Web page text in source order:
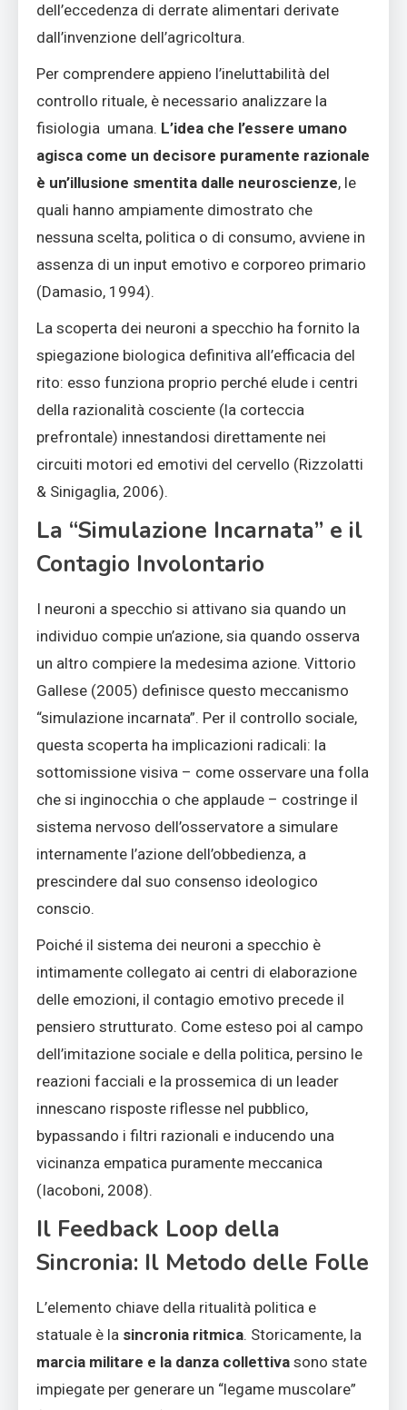
dell’eccedenza di derrate alimentari derivate
dall’invenzione dell’agricoltura.
Per comprendere appieno l’ineluttabilità del
controllo rituale, è necessario analizzare la
fisiologia umana. L’idea che l’essere umano
agisca come un decisore puramente razionale
è un’illusione smentita dalle neuroscienze, le
quali hanno ampiamente dimostrato che
nessuna scelta, politica o di consumo, avviene in
assenza di un input emotivo e corporeo primario
(Damasio, 1994).
La scoperta dei neuroni a specchio ha fornito la
spiegazione biologica definitiva all’efficacia del
rito: esso funziona proprio perché elude i centri
della razionalità cosciente (la corteccia
prefrontale) innestandosi direttamente nei
circuiti motori ed emotivi del cervello (Rizzolatti
& Sinigaglia, 2006).
La “Simulazione Incarnata” e il
Contagio Involontario
I neuroni a specchio si attivano sia quando un
individuo compie un’azione, sia quando osserva
un altro compiere la medesima azione. Vittorio
Gallese (2005) definisce questo meccanismo
“simulazione incarnata”. Per il controllo sociale,
questa scoperta ha implicazioni radicali: la
sottomissione visiva – come osservare una folla
che si inginocchia o che applaude – costringe il
sistema nervoso dell’osservatore a simulare
internamente l’azione dell’obbedienza, a
prescindere dal suo consenso ideologico
conscio.
Poiché il sistema dei neuroni a specchio è
intimamente collegato ai centri di elaborazione
delle emozioni, il contagio emotivo precede il
pensiero strutturato. Come esteso poi al campo
dell’imitazione sociale e della politica, persino le
reazioni facciali e la prossemica di un leader
innescano risposte riflesse nel pubblico,
bypassando i filtri razionali e inducendo una
vicinanza empatica puramente meccanica
(Iacoboni, 2008).
Il Feedback Loop della
Sincronia: Il Metodo delle Folle
L’elemento chiave della ritualità politica e
statuale è la sincronia ritmica. Storicamente, la
marcia militare e la danza collettiva sono state
impiegate per generare un “legame muscolare”